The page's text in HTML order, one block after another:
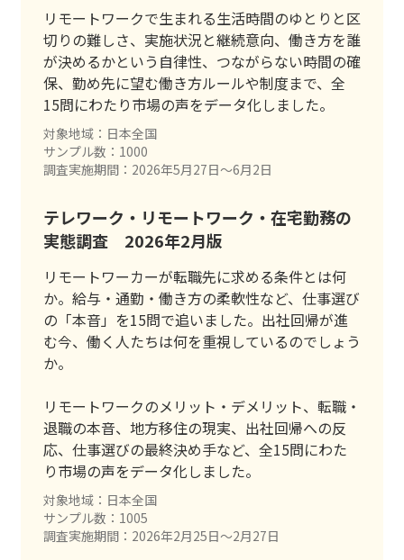
リモートワークで生まれる生活時間のゆとりと区
切りの難しさ、実施状況と継続意向、働き方を誰
が決めるかという自律性、つながらない時間の確
保、勤め先に望む働き方ルールや制度まで、全
15問にわたり市場の声をデータ化しました。
対象地域：日本全国
サンプル数：1000
調査実施期間：2026年5月27日〜6月2日
テレワーク・リモートワーク・在宅勤務の
実態調査 2026年2月版
リモートワーカーが転職先に求める条件とは何
か。給与・通勤・働き方の柔軟性など、仕事選び
の「本音」を15問で追いました。出社回帰が進
む今、働く人たちは何を重視しているのでしょう
か。
リモートワークのメリット・デメリット、転職・
退職の本音、地方移住の現実、出社回帰への反
応、仕事選びの最終決め手など、全15問にわた
り市場の声をデータ化しました。
対象地域：日本全国
サンプル数：1005
調査実施期間：2026年2月25日〜2月27日